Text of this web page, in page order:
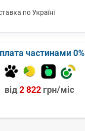
по Україні
частинами 0%
від2 822грн/міс